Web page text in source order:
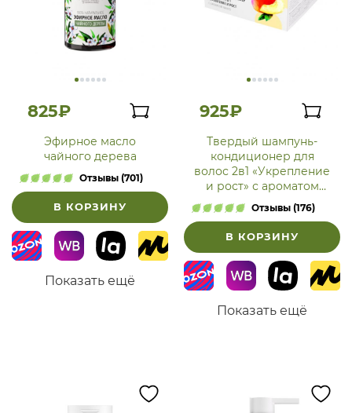
825₽
Эфирное масло
чайного дерева
Отзывы (701)
В КОРЗИНУ
Показать ещё
925₽
Твердый шампунь-
кондиционер для
волос 2в1 «Укрепление
и рост» с ароматом
манго
Отзывы (176)
В КОРЗИНУ
Показать ещё